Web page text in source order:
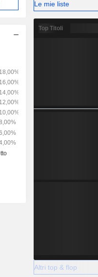
Le mie liste
Top Titoli
Altri top & flop